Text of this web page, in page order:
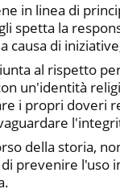
in linea di
spetta la
causa di
al rispetto
un'identità
i propri doveri
della storia,
prevenire l'uso